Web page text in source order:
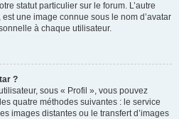
statut particulier sur le forum. L’autre
une image connue sous le nom d’avatar
à chaque utilisateur.
?
sous « Profil », vous pouvez
quatre méthodes suivantes : le service
images distantes ou le transfert d’images